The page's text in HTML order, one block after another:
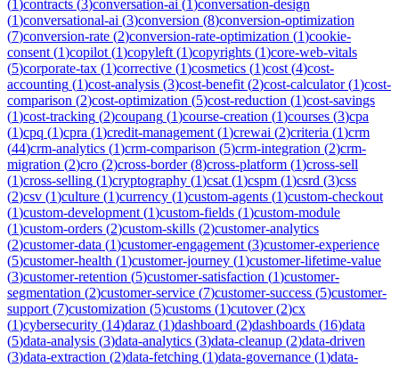
(1)contracts (3)conversation-ai (1)conversation-design
(1)conversational-ai (3)conversion (8)conversion-optimization
(7)conversion-rate (2)conversion-rate-optimization (1)cookie-
consent (1)copilot (1)copyleft (1)copyrights (1)core-web-vitals
(5)corporate-tax (1)corrective (1)cosmetics (1)cost (4)cost-
accounting (1)cost-analysis (3)cost-benefit (2)cost-calculator(1)cost-
comparison (2)cost-optimization (5)cost-reduction (1)cost-savings
(1)cost-tracking (2)coupang (1)course-creation (1)courses (3)cpa
(1)cpq (1)cpra (1)credit-management (1)crewai (2)criteria (1)crm
(44)crm-analytics (1)crm-comparison (5)crm-integration (2)crm-
migration (2)cro (2)cross-border(8)cross-platform (1)cross-sell
(1)cross-selling (1)cryptography (1)csat (1)cspm (1)csrd (3)css
(2)csv (1)culture (1)currency (1)custom-agents (1)custom-checkout
(1)custom-development (1)custom-fields (1)custom-module
(1)custom-orders (2)custom-skills (2)customer-analytics
(2)customer-data (1)customer-engagement (3)customer-experience
(5)customer-health (1)customer-journey (1)customer-lifetime-value
(3)customer-retention (5)customer-satisfaction (1)customer-
segmentation (2)customer-service (7)customer-success (5)customer-
support (7)customization (5)customs (1)cutover(2)cx
(1)cybersecurity (14)daraz (1)dashboard (2)dashboards (16)data
(5)data-analysis (3)data-analytics (3)data-cleanup (2)data-driven
(3)data-extraction (2)data-fetching (1)data-governance (1)data-